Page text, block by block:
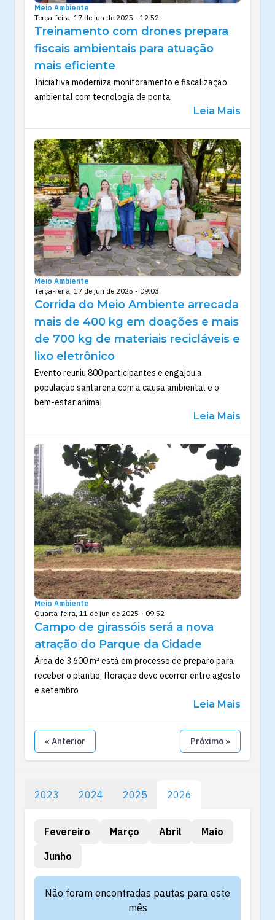
Meio Ambiente
Terça-feira, 17 de jun de 2025 - 12:52
Treinamento com drones prepara
fiscais ambientais para atuação
mais eficiente
Iniciativa moderniza monitoramento e fiscalização
ambiental com tecnologia de ponta
Leia Mais
Meio Ambiente
Terça-feira, 17 de jun de 2025 - 09:03
Corrida do Meio Ambiente arrecada
mais de 400 kg em doações e mais
de 700 kg de materiais recicláveis e
lixo eletrônico
Evento reuniu 800 participantes e engajou a
população santarena com a causa ambiental e o
bem-estar animal
Leia Mais
Meio Ambiente
Quarta-feira, 11 de jun de 2025 - 09:52
Campo de girassóis será a nova
atração do Parque da Cidade
Área de 3.600 m² está em processo de preparo para
receber o plantio; floração deve ocorrer entre agosto
e setembro
Leia Mais
« Anterior Próximo »
2023 2024 2025 2026
Fevereiro Março Abril
Maio
Junho
Não foram encontradas pautas para este
mês